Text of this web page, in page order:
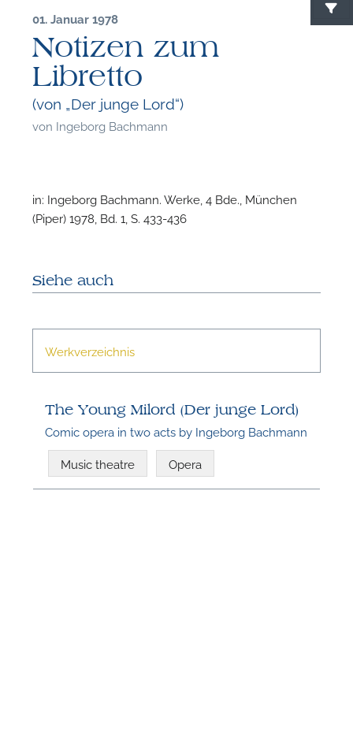
01. Januar 1978
Notizen zum
Libretto
(von „Der junge Lord“)
von Ingeborg Bachmann
in: Ingeborg Bachmann. Werke, 4 Bde., München
(Piper) 1978, Bd. 1, S. 433-436
Siehe auch
Werkverzeichnis
The Young Milord (Der junge Lord)
Comic opera in two acts by Ingeborg Bachmann
Music theatre Opera